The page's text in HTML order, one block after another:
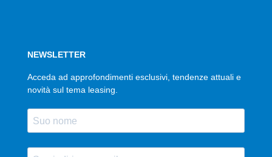
NEWSLETTER
Acceda ad approfondimenti esclusivi, tendenze attuali e
novità sul tema leasing.